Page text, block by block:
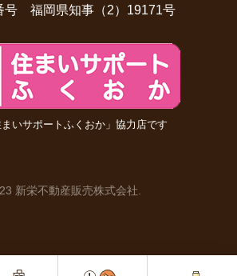
号 福岡県知事（2）19171号
いサポートふくおか」協力店です
新栄不動産販売株式会社.